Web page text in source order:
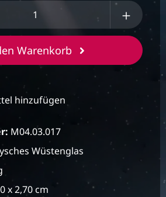
Gib den gewünschten
Warenkorb
hinzufügen
M04.03.017
Wüstenglas
x 2,70 cm